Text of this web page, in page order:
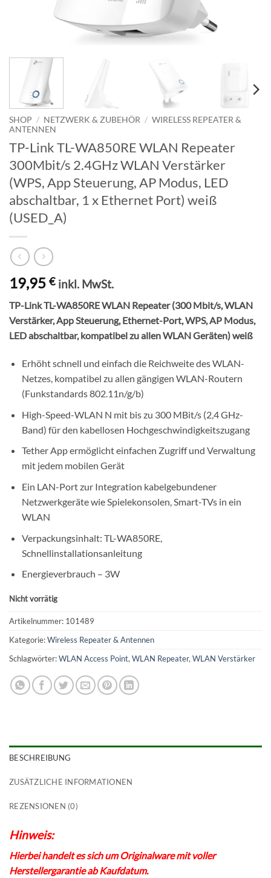
SHOP / NETZWERK & ZUBEHÖR / WIRELESS REPEATER &
ANTENNEN
TP-Link TL-WA850RE WLAN Repeater
300Mbit/s 2.4GHz WLAN Verstärker
(WPS, App Steuerung, AP Modus, LED
abschaltbar, 1 x Ethernet Port) weiß
(USED_A)
19,95 € inkl. MwSt.
TP-Link TL-WA850RE WLAN Repeater (300 Mbit/s, WLAN
Verstärker, App Steuerung, Ethernet-Port, WPS, AP Modus,
LED abschaltbar, kompatibel zu allen WLAN Geräten) weiß
Erhöht schnell und einfach die Reichweite des WLAN-
Netzes, kompatibel zu allen gängigen WLAN-Routern
(Funkstandards 802.11n/g/b)
High-Speed-WLAN N mit bis zu 300 MBit/s (2,4 GHz-
Band) für den kabellosen Hochgeschwindigkeitszugang
Tether App ermöglicht einfachen Zugriff und Verwaltung
mit jedem mobilen Gerät
Ein LAN-Port zur Integration kabelgebundener
Netzwerkgeräte wie Spielekonsolen, Smart-TVs in ein
WLAN
Verpackungsinhalt: TL-WA850RE,
Schnellinstallationsanleitung
Energieverbrauch – 3W
Nicht vorrätig
Artikelnummer: 101489
Kategorie:Wireless Repeater & Antennen
Schlagwörter:WLAN Access Point, WLAN Repeater, WLAN Verstärker
BESCHREIBUNG
ZUSÄTZLICHE INFORMATIONEN
REZENSIONEN (0)
Hinweis:
Hierbei handelt es sich um Originalware mit voller
Herstellergarantie ab Kaufdatum.